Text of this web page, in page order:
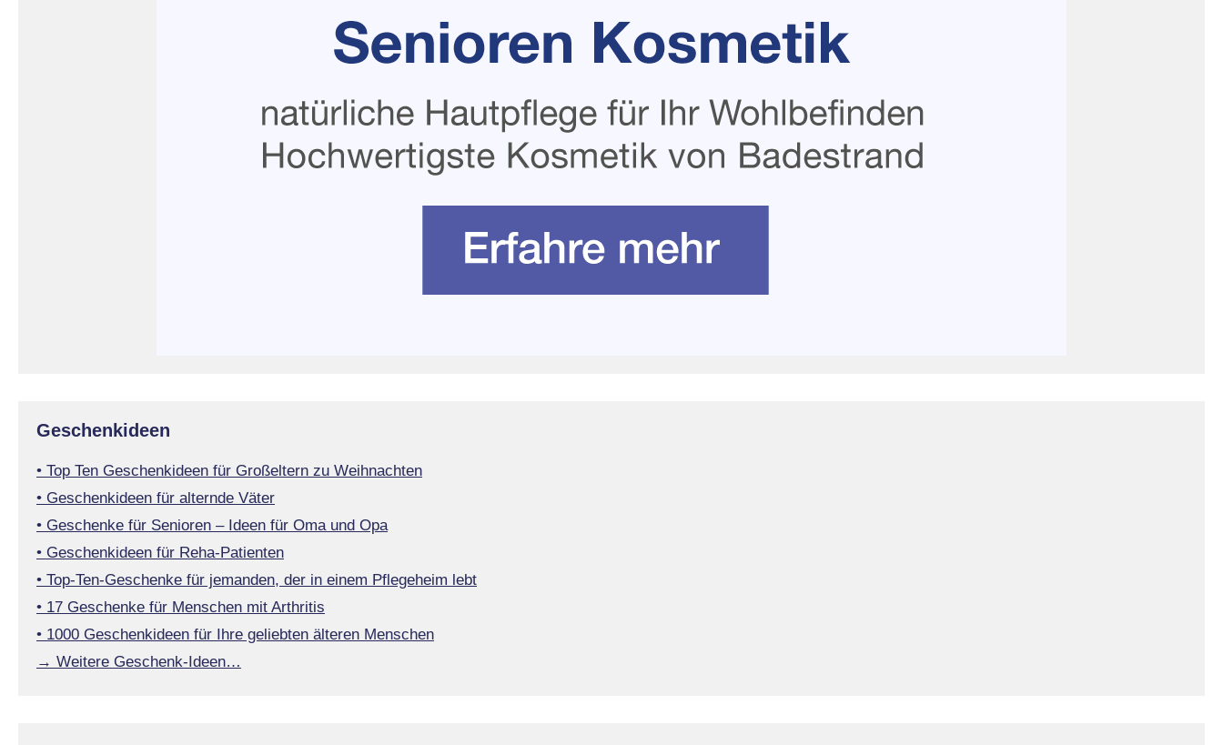
Geschenkideen
• Top Ten Geschenkideen für Großeltern zu Weihnachten
• Geschenkideen für alternde Väter
• Geschenke für Senioren – Ideen für Oma und Opa
• Geschenkideen für Reha-Patienten
• Top-Ten-Geschenke für jemanden, der in einem Pflegeheim lebt
• 17 Geschenke für Menschen mit Arthritis
• 1000 Geschenkideen für Ihre geliebten älteren Menschen
→ Weitere Geschenk-Ideen…